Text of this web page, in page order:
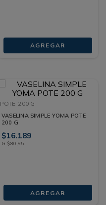
AGREGAR
POTE 200 G
VASELINA SIMPLE YOMA POTE
200 G
$16.189
G $80,95
AGREGAR